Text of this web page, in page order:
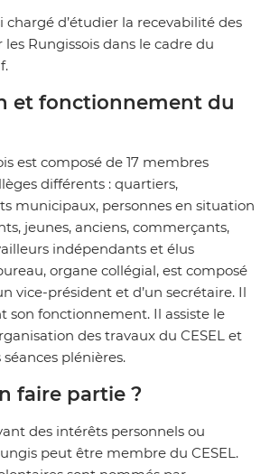
chargé d’étudier la recevabilité des
Rungissois dans le cadre du
et fonctionnement du
est composé de 17 membres
différents : quartiers,
municipaux, personnes en situation
jeunes, anciens, commerçants,
indépendants et élus
organe collégial, est composé
vice-président et d’un secrétaire. Il
son fonctionnement. Il assiste le
des travaux du CESEL et
plénières.
faire partie ?
des intérêts personnels ou
peut être membre du CESEL.